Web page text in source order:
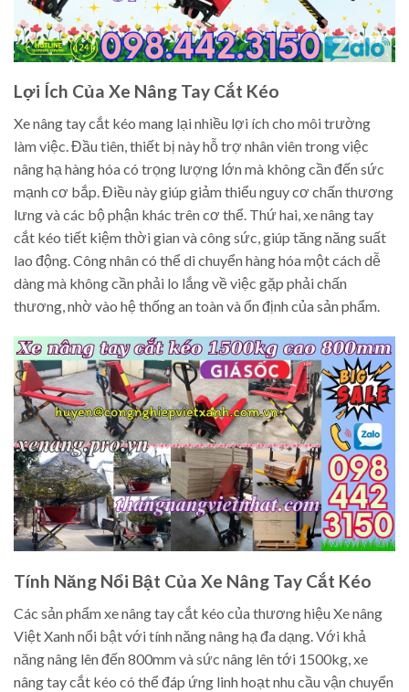
Lợi Ích Của Xe Nâng Tay Cắt Kéo
Xe nâng tay cắt kéo mang lại nhiều lợi ích cho môi trường
làm việc. Đầu tiên, thiết bị này hỗ trợ nhân viên trong việc
nâng hạ hàng hóa có trọng lượng lớn mà không cần đến sức
mạnh cơ bắp. Điều này giúp giảm thiểu nguy cơ chấn thương
lưng và các bộ phận khác trên cơ thể. Thứ hai, xe nâng tay
cắt kéo tiết kiệm thời gian và công sức, giúp tăng năng suất
lao động. Công nhân có thể di chuyển hàng hóa một cách dễ
dàng mà không cần phải lo lắng về việc gặp phải chấn
thương, nhờ vào hệ thống an toàn và ổn định của sản phẩm.
Tính Năng Nổi Bật Của Xe Nâng Tay Cắt Kéo
Các sản phẩm xe nâng tay cắt kéo của thương hiệu Xe nâng
Việt Xanh nổi bật với tính năng nâng hạ đa dạng. Với khả
năng nâng lên đến 800mm và sức nâng lên tới 1500kg, xe
nâng tay cắt kéo có thể đáp ứng linh hoạt nhu cầu vận chuyển